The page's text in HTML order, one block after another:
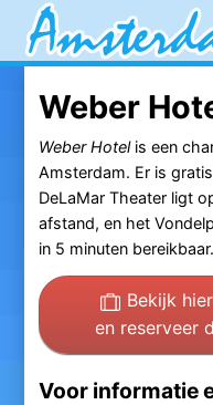
Weber
Weber Hotelis een
Amsterdam. Er is
DeLaMar Theater ligt
afstand, en het
in 5 minuten bereikbaar.
Bekijk
en reserveer
Voor informatie